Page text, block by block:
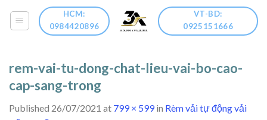
HCM:
0984420896
VT-BD:
0925151666
rem-vai-tu-dong-chat-lieu-vai-bo-cao-
cap-sang-trong
Published 26/07/2021 at 799 × 599in Rèm vải tự động vải